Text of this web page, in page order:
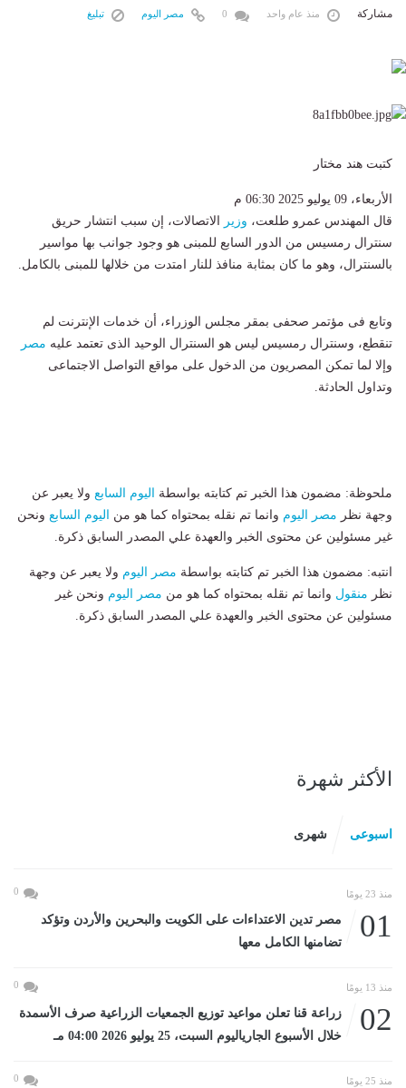
مشاركة منذ عام واحد مصر اليوم تبليغ
كتبت هند مختار
الأربعاء، 09 يوليو 2025 06:30 م
قال المهندس عمرو طلعت، وزير
الاتصالات، إن سبب انتشار حريق
سنترال رمسيس من الدور السابع للمبنى هو وجود جوانب بها مواسير
بالسنترال، وهو ما كان بمثابة منافذ للنار امتدت من خلالها للمبنى بالكامل.
وتابع فى مؤتمر صحفى بمقر مجلس الوزراء، أن خدمات الإنترنت لم
تنقطع، وسنترال رمسيس ليس هو السنترال الوحيد الذى تعتمد عليه مصر
وإلا لما تمكن المصريون من الدخول على مواقع التواصل الاجتماعى
وتداول الحادثة.
ملحوظة: مضمون هذا الخبر تم كتابته بواسطة اليوم السابع ولا يعبر عن
وجهة نظر مصر اليوم وانما تم نقله بمحتواه كما هو من اليوم السابع ونحن
غير مسئولين عن محتوى الخبر والعهدة علي المصدر السابق ذكرة.
انتبه: مضمون هذا الخبر تم كتابته بواسطة مصر اليوم ولا يعبر عن وجهة
نظر منقول وانما تم نقله بمحتواه كما هو من مصر اليوم ونحن غير
مسئولين عن محتوى الخبر والعهدة علي المصدر السابق ذكرة.
الأكثر شهرة
اسبوعى شهرى
منذ 23 يومًا 0
01
مصر تدين الاعتداءات على الكويت والبحرين والأردن وتؤكد
تضامنها الكامل معها
منذ 13 يومًا 0
02
زراعة قنا تعلن مواعيد توزيع الجمعيات الزراعية صرف الأسمدة
خلال الأسبوع الجارياليوم السبت، 25 يوليو 2026 04:00 مـ
منذ 25 يومًا 0